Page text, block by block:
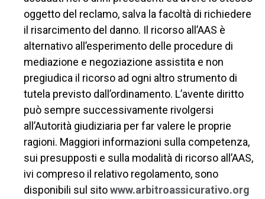
oggetto del reclamo, salva la facoltà di richiedere
il risarcimento del danno. Il ricorso all’AAS è
alternativo all’esperimento delle procedure di
mediazione e negoziazione assistita e non
pregiudica il ricorso ad ogni altro strumento di
tutela previsto dall’ordinamento. L’avente diritto
può sempre successivamente rivolgersi
all’Autorità giudiziaria per far valere le proprie
ragioni. Maggiori informazioni sulla competenza,
sui presupposti e sulla modalità di ricorso all’AAS,
ivi compreso il relativo regolamento, sono
disponibili sul sitowww.arbitroassicurativo.org